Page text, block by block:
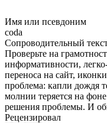
Имя или псевдоним
coda
Сопроводительный
Проверьте на
информативности,
переноса на сайт,
проблема: капли дождя
молнии теряется на
решения проблемы. И
Рецензировал